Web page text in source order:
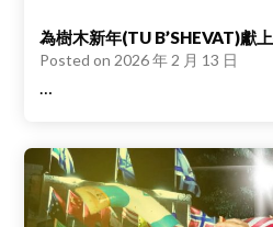
為樹木新年(TU B’SHEVAT)獻
Posted on2026 年 2 月 13 日
…